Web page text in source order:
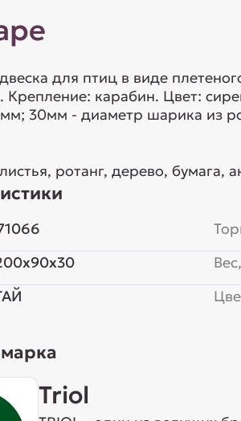
для птиц в виде
Крепление: карабин. Цвет:
30мм - диаметр шарика из
ротанг, дерево, бумага,
Triol